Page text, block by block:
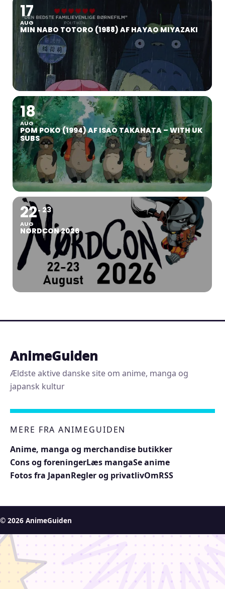
17
AUG
MIN NABO TOTORO (1988) AF HAYAO MIYAZAKI
18
AUG
POM POKO (1994) AF ISAO TAKAHATA – WITH UK
SUBS
22
AUG
23
NØRDCON 2026
AnimeGuiden
Ældste aktive danske site om anime, manga og
japansk kultur
MERE FRA ANIMEGUIDEN
Anime, manga og merchandise butikker
Cons og foreningerLæs mangaSe anime
Fotos fra JapanRegler og privatlivOmRSS
© 2026 AnimeGuiden